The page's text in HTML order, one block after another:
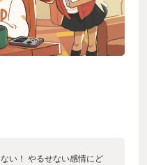
い！ やるせない感情にど